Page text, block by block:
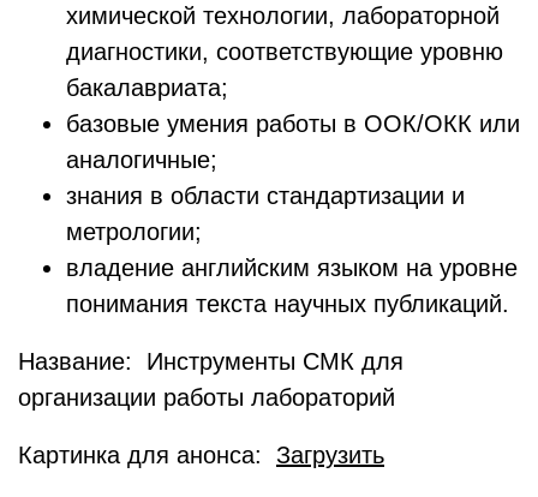
химической технологии, лабораторной
диагностики, соответствующие уровню
бакалавриата;
базовые умения работы в ООК/ОКК или
аналогичные;
знания в области стандартизации и
метрологии;
владение английским языком на уровне
понимания текста научных публикаций.
Название: Инструменты СМК для
организации работы лабораторий
Картинка для анонса: Загрузить